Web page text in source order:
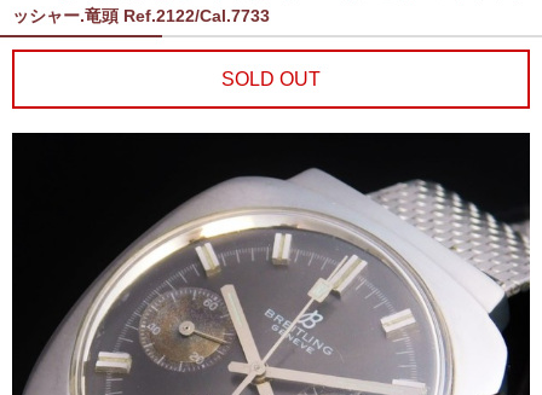
ッシャー.竜頭 Ref.2122/Cal.7733
SOLD OUT